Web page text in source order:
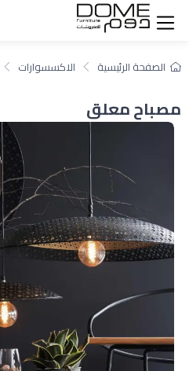
الصفحة الرئيسية الاكسسوارات
مصباح معلق